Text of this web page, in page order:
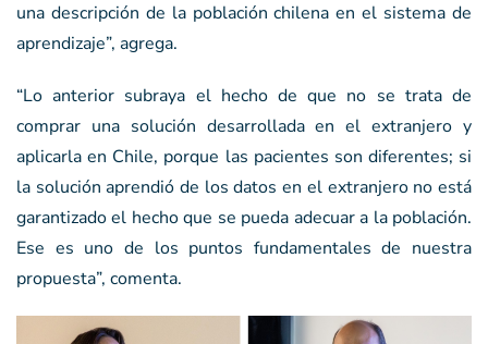
una descripción de la población chilena en el sistema de
aprendizaje”, agrega.
“Lo anterior subraya el hecho de que no se trata de
comprar una solución desarrollada en el extranjero y
aplicarla en Chile, porque las pacientes son diferentes; si
la solución aprendió de los datos en el extranjero no está
garantizado el hecho que se pueda adecuar a la población.
Ese es uno de los puntos fundamentales de nuestra
propuesta”, comenta.